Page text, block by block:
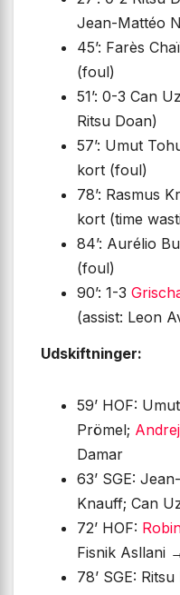
Jean-Mattéo
45’: Farès
(foul)
51’: 0-3 Can
Ritsu Doan)
57’: Umut
kort (foul)
78’: Rasmus
kort (time
84’: Aurélio
(foul)
90’: 1-3
(assist: Leon
Udskiftninger:
59’ HOF:
Prömel;
Damar
63’ SGE:
Knauff; Can
72’ HOF:
Fisnik Asllani
78’ SGE: